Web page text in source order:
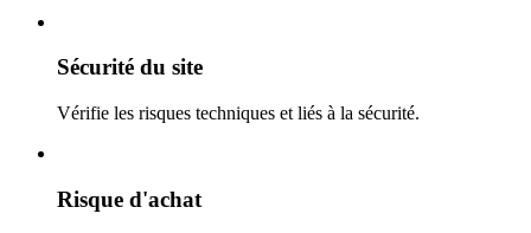
Sécurité du site
Vérifie les risques techniques et liés à la sécurité.
Risque d'achat